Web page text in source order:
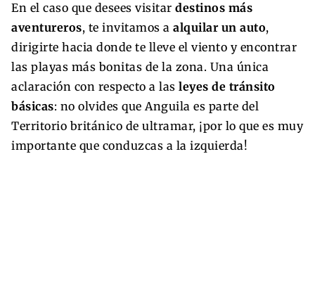
En el caso que desees visitar destinos más
aventureros, te invitamos a alquilar un auto,
dirigirte hacia donde te lleve el viento y encontrar
las playas más bonitas de la zona. Una única
aclaración con respecto a las leyes de tránsito
básicas: no olvides que Anguila es parte del
Territorio británico de ultramar, ¡por lo que es muy
importante que conduzcas a la izquierda!